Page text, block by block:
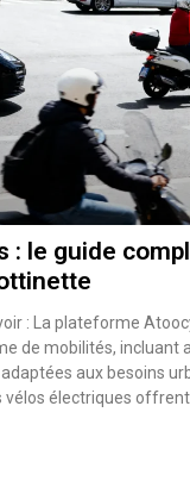
: le guide
: La plateforme
de mobilités, incluant
aux besoins
vélos électriques offrent